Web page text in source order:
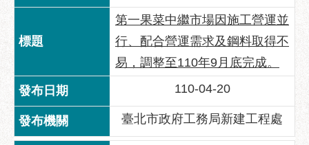
策
聯
絡
式
本
局
暨
第一果菜中繼市場因施工營運並
行、配合營運需求及鋼料取得不
易，調整至110年9月底完成。
110-04-20
臺北市政府工務局新建工程處